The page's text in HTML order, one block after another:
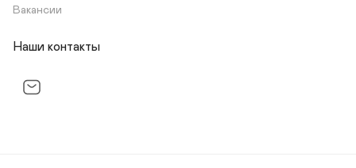
Вакансии
Наши контакты